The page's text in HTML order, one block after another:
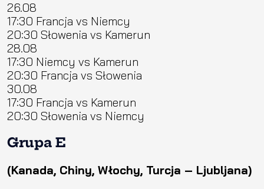
26.08
17:30 Francja vs Niemcy
20:30 Słowenia vs Kamerun
28.08
17:30 Niemcy vs Kamerun
20:30 Francja vs Słowenia
30.08
17:30 Francja vs Kamerun
20:30 Słowenia vs Niemcy
Grupa E
(Kanada, Chiny, Włochy, Turcja – Ljubljana)